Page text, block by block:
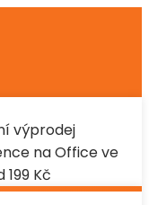
výprodej
na Office ve
199 Kč